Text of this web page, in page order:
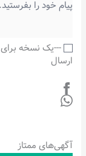
---یک نسخه
ارسال
آگهی‌های ممتاز